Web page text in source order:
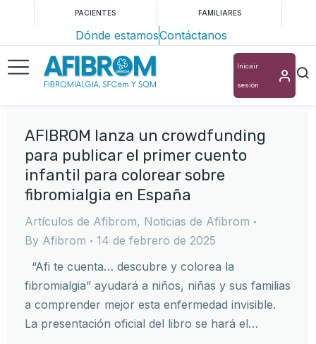
PACIENTES FAMILIARES
Dónde estamosContáctanos
Inicair
sesión
AFIBROM lanza un crowdfunding
para publicar el primer cuento
infantil para colorear sobre
fibromialgia en España
Artículos de Afibrom, Noticias de Afibrom
By Afibrom
14 de febrero de 2025
“Afi te cuenta… descubre y colorea la
fibromialgia” ayudará a niños, niñas y sus familias
a comprender mejor esta enfermedad invisible.
La presentación oficial del libro se hará el…